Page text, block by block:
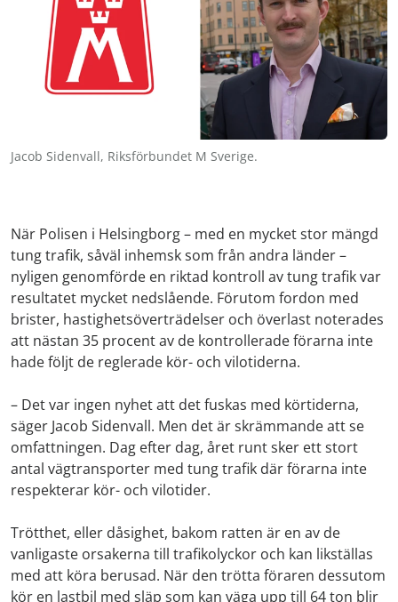
Jacob Sidenvall, Riksförbundet M Sverige.
När Polisen i Helsingborg – med en mycket stor mängd
tung trafik, såväl inhemsk som från andra länder –
nyligen genomförde en riktad kontroll av tung trafik var
resultatet mycket nedslående. Förutom fordon med
brister, hastighetsöverträdelser och överlast noterades
att nästan 35 procent av de kontrollerade förarna inte
hade följt de reglerade kör- och vilotiderna.
– Det var ingen nyhet att det fuskas med körtiderna,
säger Jacob Sidenvall. Men det är skrämmande att se
omfattningen. Dag efter dag, året runt sker ett stort
antal vägtransporter med tung trafik där förarna inte
respekterar kör- och vilotider.
Trötthet, eller dåsighet, bakom ratten är en av de
vanligaste orsakerna till trafikolyckor och kan likställas
med att köra berusad. När den trötta föraren dessutom
kör en lastbil med släp som kan väga upp till 64 ton blir